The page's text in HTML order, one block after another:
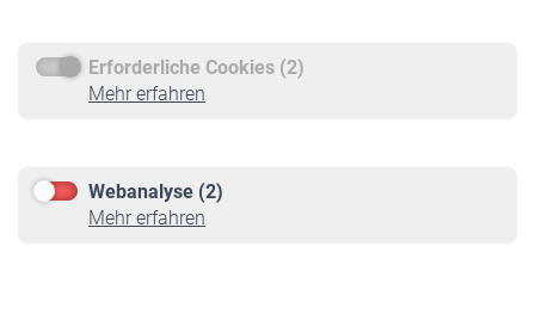
Erforderliche Cookies (2)
Mehr erfahren
Webanalyse (2)
Mehr erfahren
Service
Informationen
Online-Rechner
VBLnewsletter